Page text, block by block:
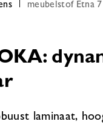
meubelstof Etna
laminaat,